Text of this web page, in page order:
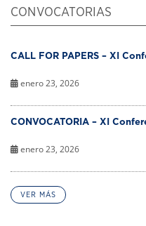
CONVOCATORIAS
CALL FOR PAPERS – XI
enero 23, 2026
CONVOCATORIA – XI
enero 23, 2026
VER MÁS